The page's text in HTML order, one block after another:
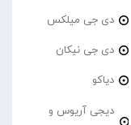
دی جی میلکس
دی جی نیکان
دیاکو
دیجی آریوس و